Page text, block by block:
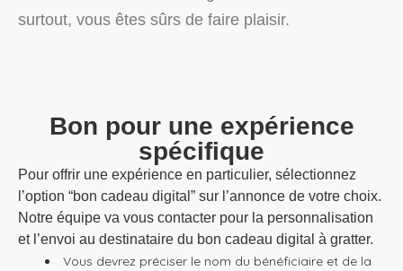
surtout, vous êtes sûrs de faire plaisir.
Bon pour une expérience
spécifique
Pour offrir une expérience en particulier, sélectionnez
l’option “bon cadeau digital” sur l’annonce de votre choix.
Notre équipe va vous contacter pour la personnalisation
et l’envoi au destinataire du bon cadeau digital à gratter.
Vous devrez préciser le nom du bénéficiaire et de la